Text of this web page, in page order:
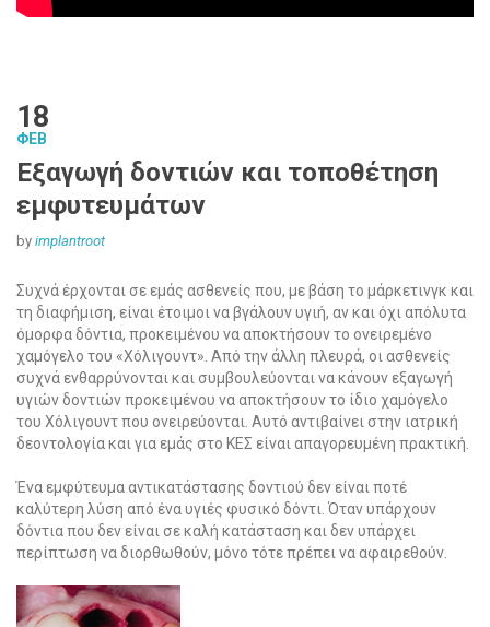
18
ΦΕΒ
Εξαγωγή δοντιών και τοποθέτηση
εμφυτευμάτων
by implantroot
Συχνά έρχονται σε εμάς ασθενείς που, με βάση το μάρκετινγκ και
τη διαφήμιση, είναι έτοιμοι να βγάλουν υγιή, αν και όχι απόλυτα
όμορφα δόντια, προκειμένου να αποκτήσουν το ονειρεμένο
χαμόγελο του «Χόλιγουντ». Από την άλλη πλευρά, οι ασθενείς
συχνά ενθαρρύνονται και συμβουλεύονται να κάνουν εξαγωγή
υγιών δοντιών προκειμένου να αποκτήσουν το ίδιο χαμόγελο
του Χόλιγουντ που ονειρεύονται. Αυτό αντιβαίνει στην ιατρική
δεοντολογία και για εμάς στο ΚΕΣ είναι απαγορευμένη πρακτική.
Ένα εμφύτευμα αντικατάστασης δοντιού δεν είναι ποτέ
καλύτερη λύση από ένα υγιές φυσικό δόντι. Όταν υπάρχουν
δόντια που δεν είναι σε καλή κατάσταση και δεν υπάρχει
περίπτωση να διορθωθούν, μόνο τότε πρέπει να αφαιρεθούν.